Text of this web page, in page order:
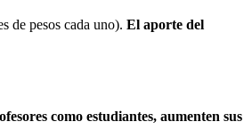
de pesos cada uno). El aporte del
como estudiantes, aumenten sus